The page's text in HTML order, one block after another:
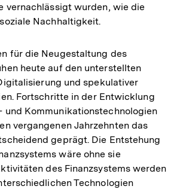
vernachlässigt wurden, wie die
Nachhaltigkeit.
für die Neugestaltung des
heute auf den unterstellten
und spekulativer
Fortschritte in der Entwicklung
und Kommunikationstechnologien
vergangenen Jahrzehnten das
geprägt. Die Entstehung
wäre ohne sie
des Finanzsystems werden
Technologien